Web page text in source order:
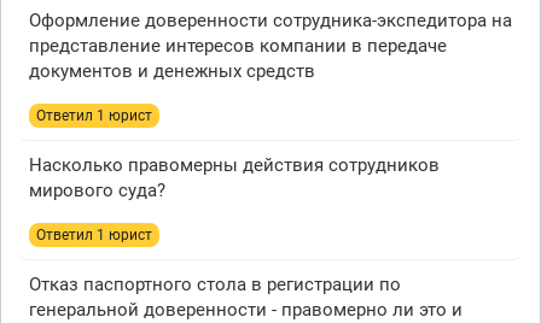
Оформление доверенности сотрудника-экспедитора на
представление интересов компании в передаче
документов и денежных средств
Ответил 1 юрист
Насколько правомерны действия сотрудников
мирового суда?
Ответил 1 юрист
Отказ паспортного стола в регистрации по
генеральной доверенности - правомерно ли это и